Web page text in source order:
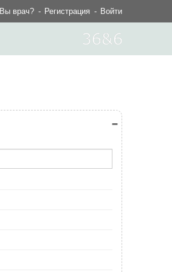
Вы врач? Регистрация Войти